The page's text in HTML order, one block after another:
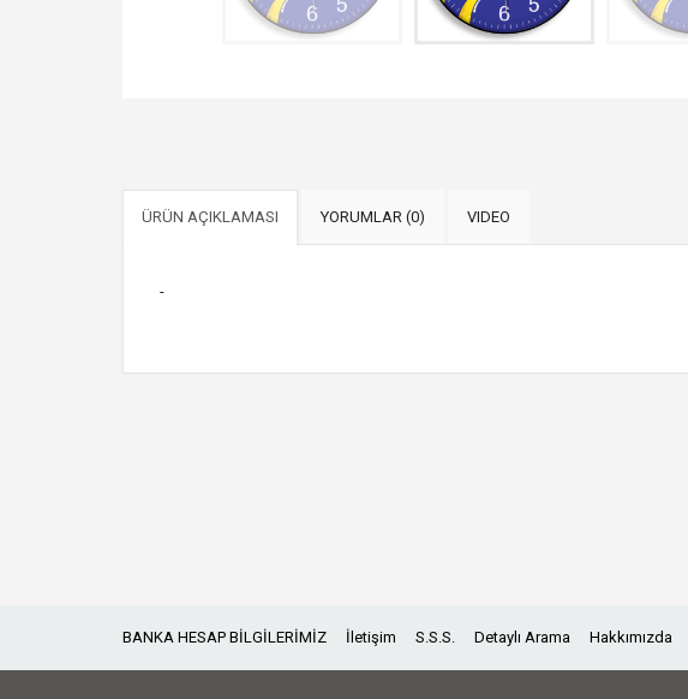
ÜRÜN AÇIKLAMASI YORUMLAR (0) VIDEO
-
BANKA HESAP BİLGİLERİMİZ İletişim S.S.S. Detaylı Arama Hakkımızda